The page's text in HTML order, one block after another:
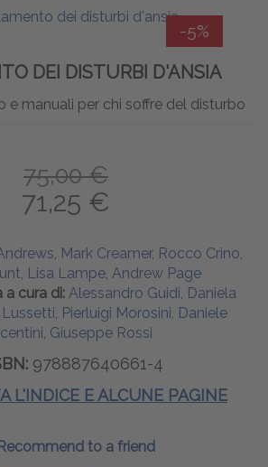
-5%
DEI DISTURBI D'ANSIA
e manuali per chi soffre del disturbo
75,00 €
71,25 €
Mark Creamer, Rocco Crino,
Lisa Lampe, Andrew Page
a cura di: Alessandro Guidi, Daniela
Pierluigi Morosini, Daniele
Giuseppe Rossi
978887640661-4
L'INDICE E ALCUNE PAGINE
Recommend to a friend